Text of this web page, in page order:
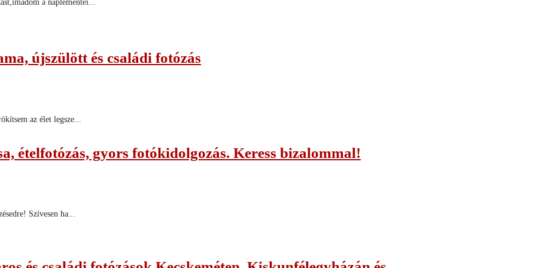
a naplementei...
újszülött és családi fotózás
az élet legsze...
ételfotózás, gyors fotókidolgozás. Keress bizalommal!
Szívesen ha...